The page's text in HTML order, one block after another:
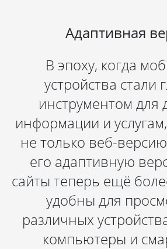
Адаптивная
В эпоху, когда
устройства стали
инструментом для
информации и
не только веб-
его адаптивную
сайты теперь ещё
удобны для
различных
компьютеры и